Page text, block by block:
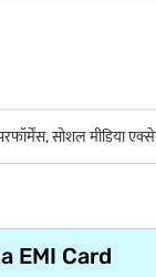
सोशल मीडिया
EMI Card